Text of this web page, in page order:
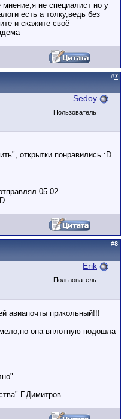
не специалист но у
есть а толку,ведь без
и скажите своё
#7
Sedoy
Пользователь
открытки понравились :D
05.02
#8
Erik
Пользователь
авиапочты прикольный!!!
она вплотную подошла
Г.Димитров